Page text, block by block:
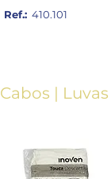
Ref.: 410.101
Cabos | Luvas